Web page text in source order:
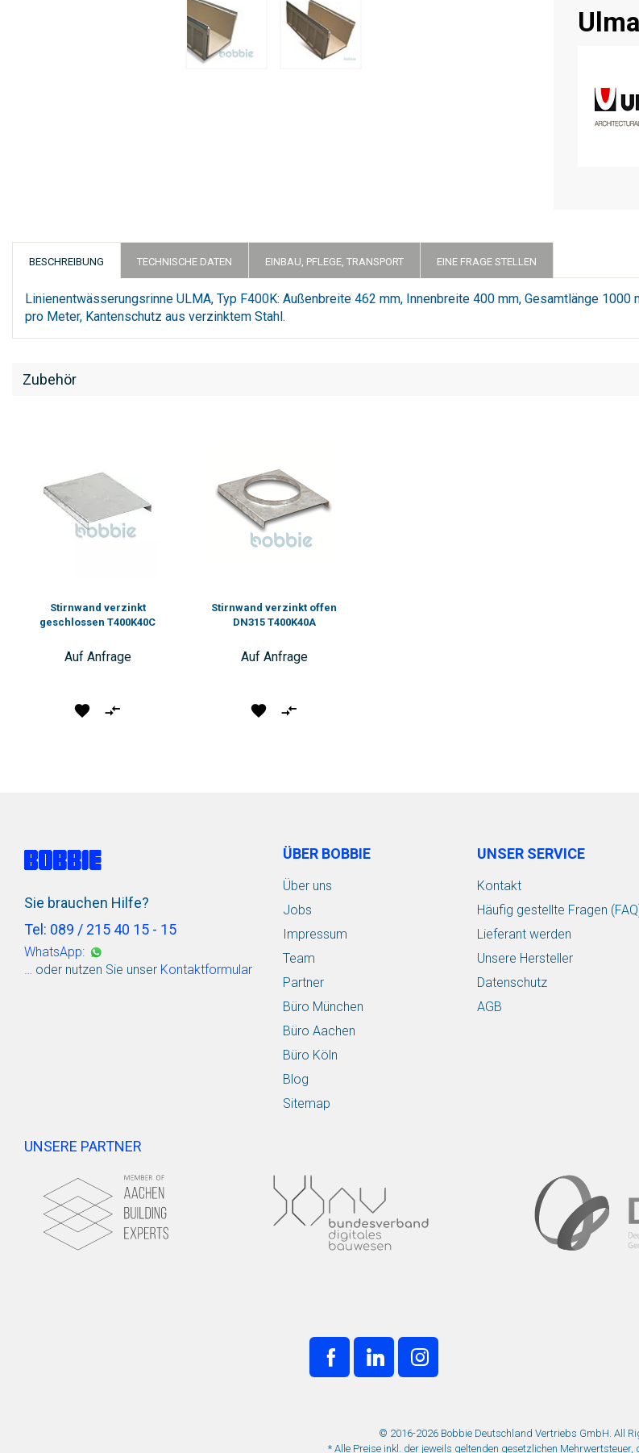
BESCHREIBUNG
Linienentwässerungsrinne ULMA, Typ F400K: Außenbreite 462 mm, Innenbreite 400 mm, Gesamtlänge
pro Meter, Kantenschutz aus verzinktem Stahl.
TECHNISCHE DATEN EINBAU, PFLEGE, TRANSPORT EINE FRAGE STELLEN
Zubehör
Stirnwand verzinkt
geschlossen T400K40C
Auf Anfrage
Produkt
Stirnwand verzinkt offen
DN315 T400K40A
Auf Anfrage
Produkt
Sie brauchen Hilfe?
Tel: 089 / 215 40 15 - 15
WhatsApp:
… oder nutzen Sie unser Kontaktformular
ÜBER BOBBIE
Über uns
Jobs
Impressum
Team
Partner
Büro München
Büro Aachen
Büro Köln
Blog
Sitemap
UNSER SERVICE
Kontakt
Häufig gestellte Fragen
Lieferant werden
Unsere Hersteller
Datenschutz
AGB
UNSERE PARTNER
© 2016-2026 Bobbie Deutschland Vertriebs GmbH. All
* Alle Preise inkl. der jeweils geltenden gesetzlichen